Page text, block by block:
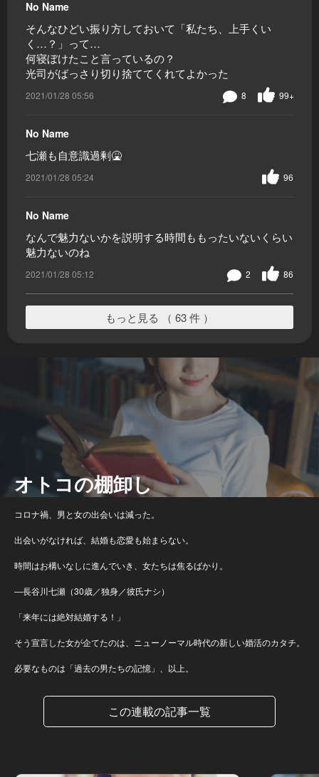
No Name
そんなひどい振り方しておいて「私たち、上手くい
く…？」って…
何寝ぼけたこと言っているの？
光司がばっさり切り捨ててくれてよかった
2021/01/28 05:56 99+
8
No Name
七瀬も自意識過剰🤮
2021/01/28 05:24 96
No Name
なんで魅力ないかを説明する時間ももったいないくらい
魅力ないのね
2021/01/28 05:12 86
2
もっと見る （ 63 件 ）
オトコの棚卸し
コロナ禍、男と女の出会いは減った。
出会いがなければ、結婚も恋愛も始まらない。
時間はお構いなしに進んでいき、女たちは焦るばかり。
―長谷川七瀬（30歳／独身／彼氏ナシ）
「来年には絶対結婚する！」
そう宣言した女が企てたのは、ニューノーマル時代の新しい婚活のカタチ。
必要なものは「過去の男たちの記憶」、以上。
この連載の記事一覧